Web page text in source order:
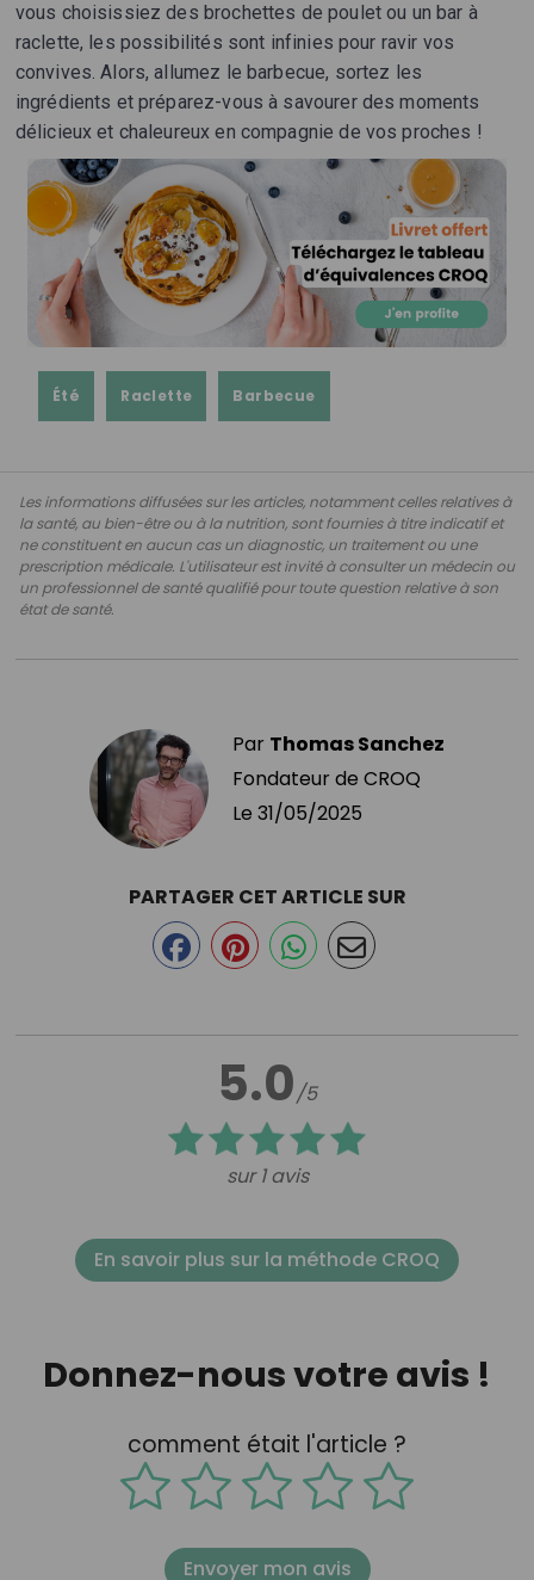
vous choisissiez des brochettes de poulet ou un bar à
raclette, les possibilités sont infinies pour ravir vos
convives. Alors, allumez le barbecue, sortez les
ingrédients et préparez-vous à savourer des moments
délicieux et chaleureux en compagnie de vos proches !
Été Raclette Barbecue
Les informations diffusées sur les articles, notamment celles relatives à
la santé, au bien-être ou à la nutrition, sont fournies à titre indicatif et
ne constituent en aucun cas un diagnostic, un traitement ou une
prescription médicale. L'utilisateur est invité à consulter un médecin ou
un professionnel de santé qualifié pour toute question relative à son
état de santé.
Par Thomas Sanchez
Fondateur de CROQ
Le 31/05/2025
5.0/5
sur 1 avis
PARTAGER CET ARTICLE SUR
En savoir plus sur la méthode CROQ
Donnez-nous votre avis !
comment était l'article ?
Envoyer mon avis